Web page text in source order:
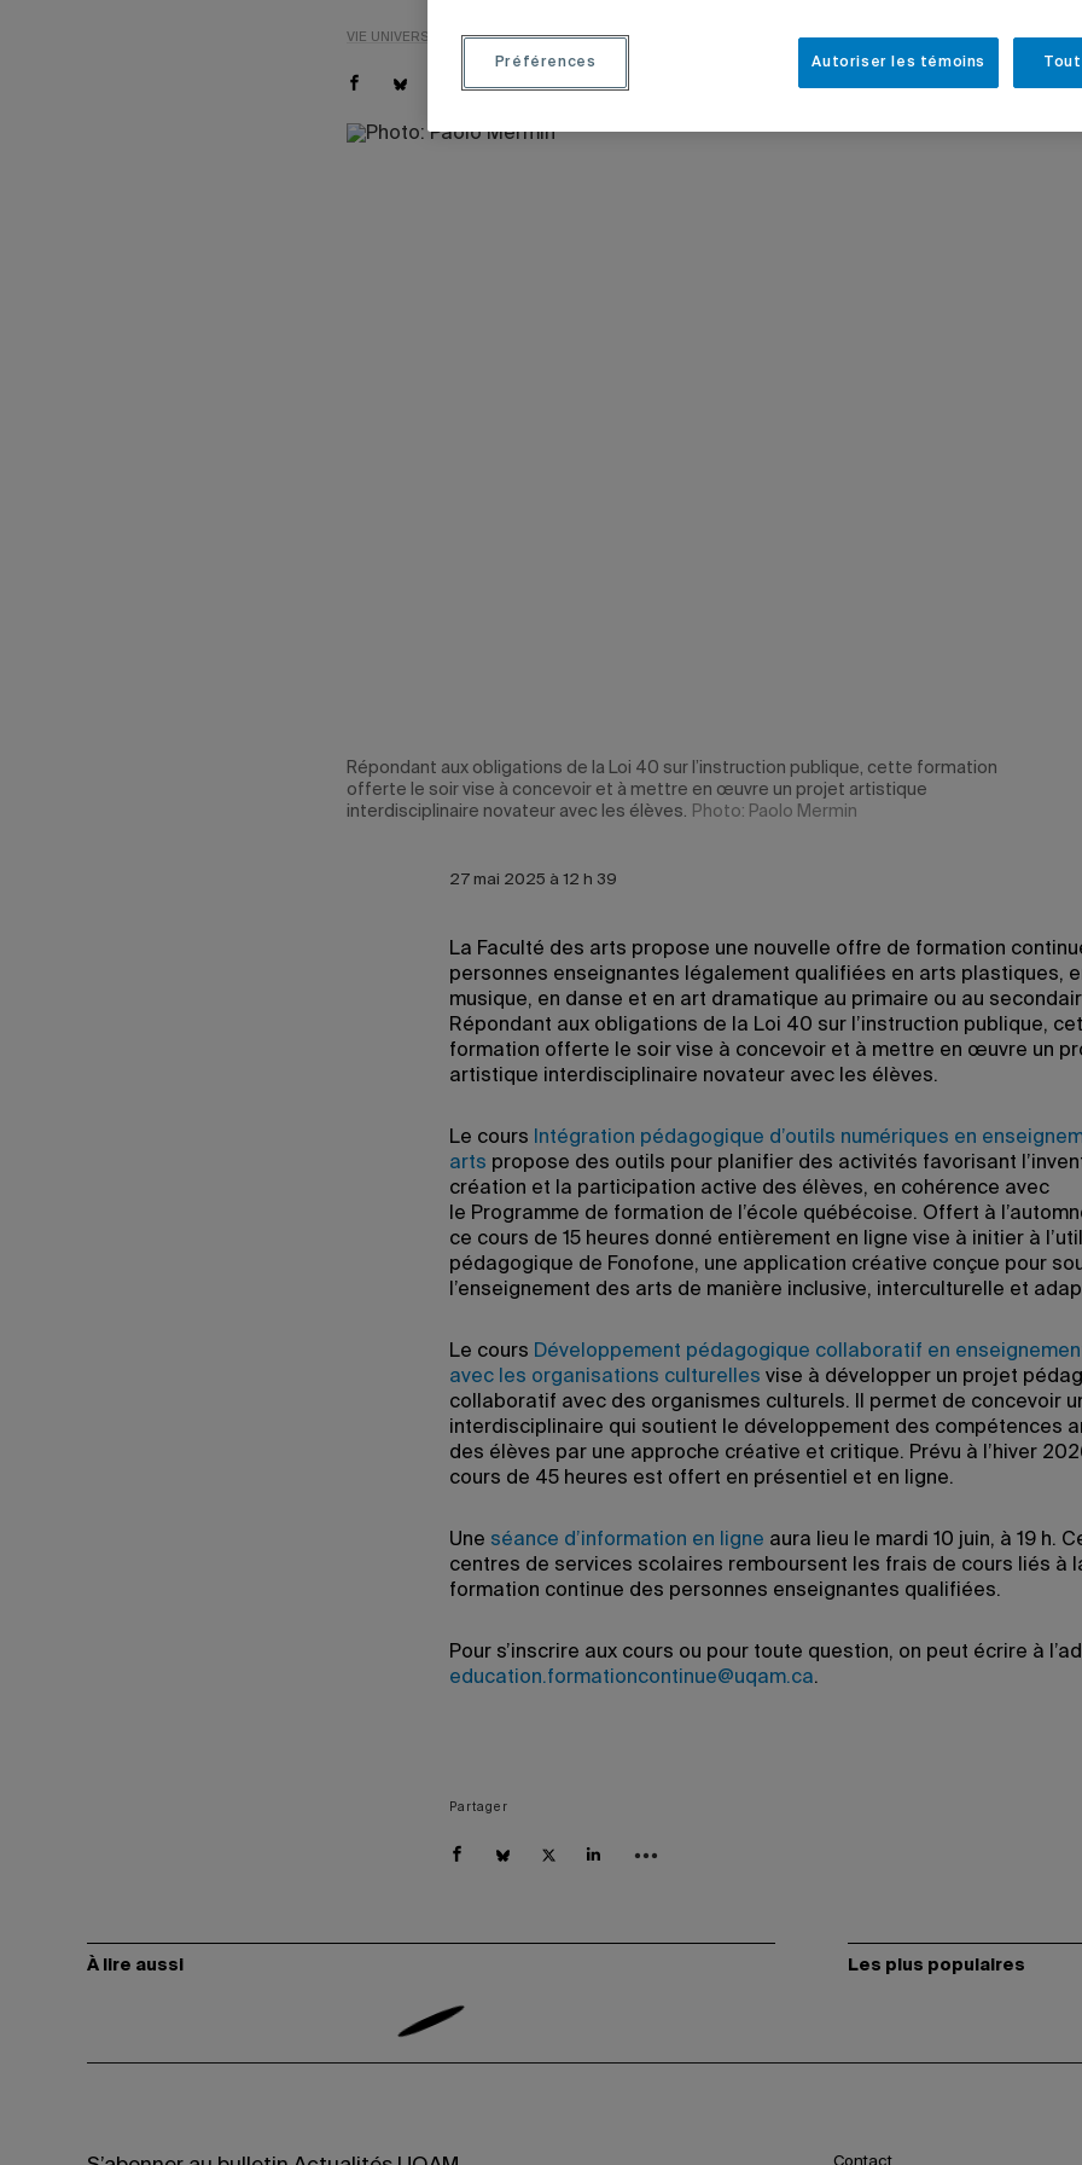
VIE UNIVERSITAIRE ENSEIGNEMENT ARTS
Répondant aux obligations de la Loi 40 sur l’instruction publique, cette formation
offerte le soir vise à concevoir et à mettre en œuvre un projet artistique
interdisciplinaire novateur avec les élèves. Photo: Paolo Mermin
27 mai 2025 à 12 h 39
La Faculté des arts propose une nouvelle offre de formation
personnes enseignantes légalement qualifiées en arts plastiques,
musique, en danse et en art dramatique au primaire ou au
Répondant aux obligations de la Loi 40 sur l’instruction publique,
formation offerte le soir vise à concevoir et à mettre en œuvre un
artistique interdisciplinaire novateur avec les élèves.
Le cours
Intégration pédagogique d’outils numériques en
arts propose des outils pour planifier des activités favorisant
création et la participation active des élèves, en cohérence avec
le Programme de formation de l’école québécoise. Offert à
ce cours de 15 heures donné entièrement en ligne vise à initier à
pédagogique de Fonofone, une application créative conçue pour
l’enseignement des arts de manière inclusive, interculturelle et
Le cours Développement pédagogique collaboratif en
avec les organisations culturelles vise à développer un projet
collaboratif avec des organismes culturels. Il permet de concevoir
interdisciplinaire qui soutient le développement des compétences
des élèves par une approche créative et critique. Prévu à l’hiver
cours de 45 heures est offert en présentiel et en ligne.
Une séance d’information en ligne aura lieu le mardi 10 juin, à 19 h.
centres de services scolaires remboursent les frais de cours liés à
formation continue des personnes enseignantes qualifiées.
Pour s’inscrire aux cours ou pour toute question, on peut écrire à
education.formationcontinue@uqam.ca.
Partager
À lire aussi Les plus populaires
Autoriser les témoins
Préférences